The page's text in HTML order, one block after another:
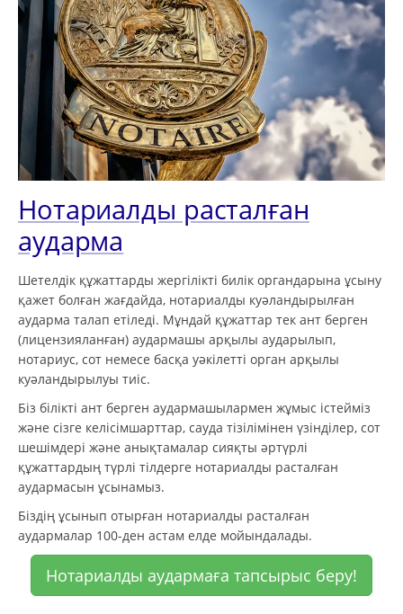
Нотариалды расталған
аударма
Шетелдік құжаттарды жергілікті билік органдарына ұсыну
қажет болған жағдайда, нотариалды куәландырылған
аударма талап етіледі. Мұндай құжаттар тек ант берген
(лицензияланған) аудармашы арқылы аударылып,
нотариус, сот немесе басқа уәкілетті орган арқылы
куәландырылуы тиіс.
Біз білікті ант берген аудармашылармен жұмыс істейміз
және сізге келісімшарттар, сауда тізілімінен үзінділер, сот
шешімдері және анықтамалар сияқты әртүрлі
құжаттардың түрлі тілдерге нотариалды расталған
аудармасын ұсынамыз.
Біздің ұсынып отырған нотариалды расталған
аудармалар 100-ден астам елде мойындалады.
Нотариалды аудармаға тапсырыс беру!